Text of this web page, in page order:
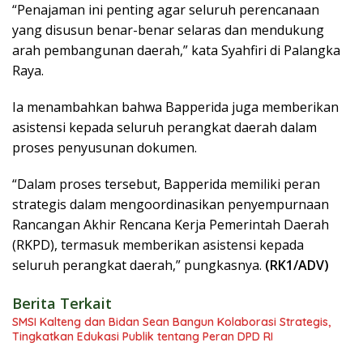
“Penajaman ini penting agar seluruh perencanaan
yang disusun benar-benar selaras dan mendukung
arah pembangunan daerah,” kata Syahfiri di Palangka
Raya.
Ia menambahkan bahwa Bapperida juga memberikan
asistensi kepada seluruh perangkat daerah dalam
proses penyusunan dokumen.
“Dalam proses tersebut, Bapperida memiliki peran
strategis dalam mengoordinasikan penyempurnaan
Rancangan Akhir Rencana Kerja Pemerintah Daerah
(RKPD), termasuk memberikan asistensi kepada
seluruh perangkat daerah,” pungkasnya. (RK1/ADV)
Berita Terkait
SMSI Kalteng dan Bidan Sean Bangun Kolaborasi Strategis,
Tingkatkan Edukasi Publik tentang Peran DPD RI